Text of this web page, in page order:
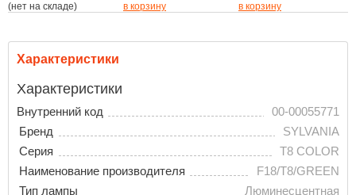
(нет на складе) в корзину в корзину
Характеристики
Характеристики
Внутренний код
00-00055771
Бренд
SYLVANIA
Серия
T8 COLOR
Наименование производителя
F18/T8/GREEN
Тип лампы
Люминесцентная